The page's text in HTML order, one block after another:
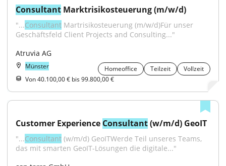
Consultant Marktrisikosteuerung (m/w/d)
"...Consultant Martrisikosteuerung (m/w/d)Für unser
Geschäftsfeld Client Projects and Consulting..."
Atruvia AG
Münster Homeoffice Teilzeit
Vollzeit
Von 40.100,00 € bis 99.800,00 €
Customer Experience Consultant (w/m/d) GeoIT
"...Consultant (w/m/d) GeoITWerde Teil unseres Teams,
das mit smarten GeoIT-Lösungen die digitale..."